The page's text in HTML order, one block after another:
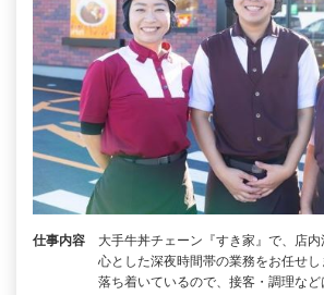
仕事内容
大手牛丼チェーン『すき家』で、店
心とした深夜時間帯の業務をお任せ
落ち着いているので、接客・調理な